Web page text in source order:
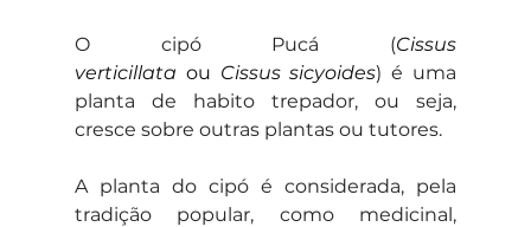
O cipó Pucá (Cissus
verticillata ou Cissus sicyoides) é uma
planta de habito trepador, ou seja,
cresce sobre outras plantas ou tutores.
A planta do cipó é considerada, pela
tradição popular, como medicinal,